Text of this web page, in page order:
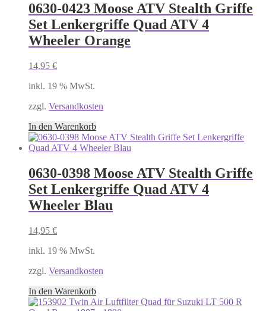
0630-0423 Moose ATV Stealth Griffe
Set Lenkergriffe Quad ATV 4
Wheeler Orange
14,95 €
inkl. 19 % MwSt.
zzgl. Versandkosten
In den Warenkorb
0630-0398 Moose ATV Stealth Griffe
Set Lenkergriffe Quad ATV 4
Wheeler Blau
14,95 €
inkl. 19 % MwSt.
zzgl. Versandkosten
In den Warenkorb